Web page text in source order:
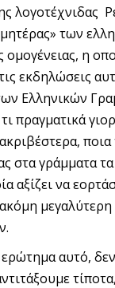
λογοτέχνιδας
των
η
εκδηλώσεις
Ελληνικών
πραγματικά
ποια
στα γράμματα
αξίζει να
μεγαλύτερη
ερώτημα αυτό,